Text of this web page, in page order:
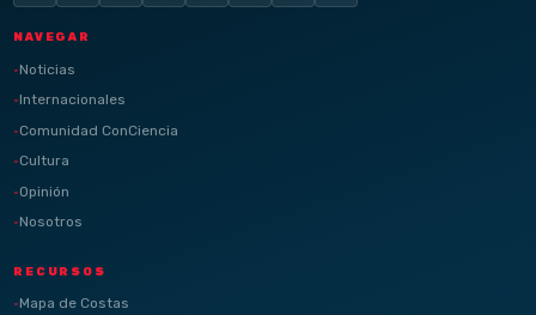
NAVEGAR
Noticias
Internacionales
Comunidad ConCiencia
Cultura
Opinión
Nosotros
RECURSOS
Mapa de Costas